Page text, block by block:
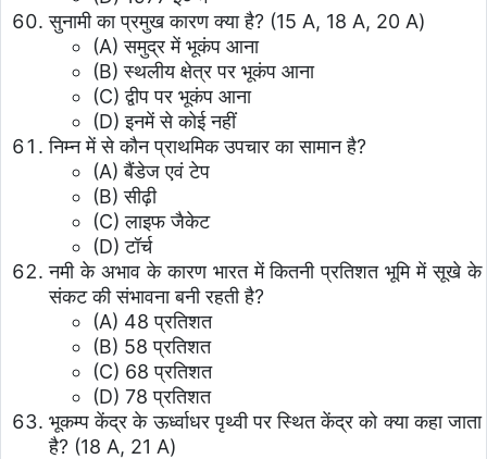
सुनामी का प्रमुख कारण क्या है? (15 A, 18 A, 20 A)
(A) समुद्र में भूकंप आना
(B) स्थलीय क्षेत्र पर भूकंप आना
(C) द्वीप पर भूकंप आना
(D) इनमें से कोई नहीं
निम्न में से कौन प्राथमिक उपचार का सामान है?
(A) बैंडेज एवं टेप
(B) सीढ़ी
(C) लाइफ जैकेट
(D) टॉर्च
नमी के अभाव के कारण भारत में कितनी प्रतिशत भूमि में सूखे के
संकट की संभावना बनी रहती है?
(A) 48 प्रतिशत
(B) 58 प्रतिशत
(C) 68 प्रतिशत
(D) 78 प्रतिशत
भूकम्प केंद्र के ऊर्ध्वाधर पृथ्वी पर स्थित केंद्र को क्या कहा जाता
है? (18 A, 21 A)